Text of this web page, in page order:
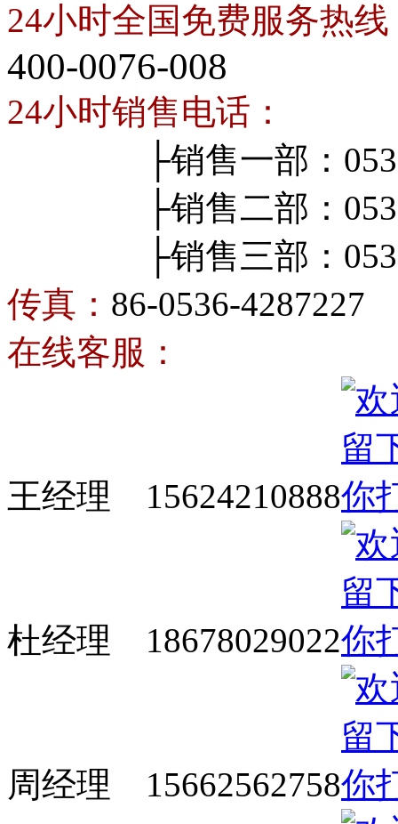
24小时全国免费服务热线
400-0076-008
24小时销售电话：
├销售一部：0536-
├销售二部：0536-
├销售三部：0536-
传真： 86-0536-4287227
在线客服：
王经理 15624210888
杜经理 18678029022
周经理 15662562758